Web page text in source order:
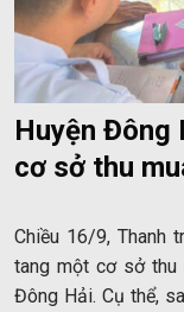
Huyện Đông
cơ sở thu
Chiều 16/9, Thanh
tang một cơ sở thu
Đông Hải. Cụ thể,